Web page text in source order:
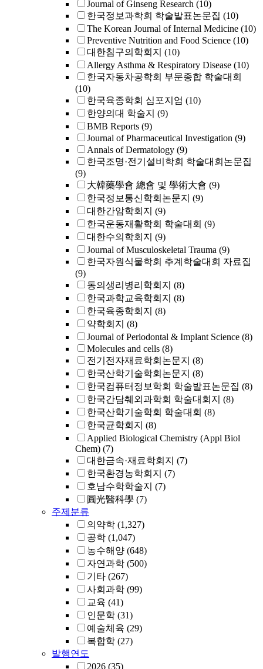
Journal of Ginseng Research (10)
한국정보과학회 학술발표논문집 (10)
The Korean Journal of Internal Medicine (10)
Preventive Nutrition and Food Science (10)
대한침구의학회지 (10)
Allergy Asthma & Respiratory Disease (10)
한국자동차공학회 부문종합 학술대회
(10)
한국육종학회 심포지엄 (10)
한양의대 학술지 (9)
BMB Reports (9)
Journal of Pharmaceutical Investigation (9)
Annals of Dermatology (9)
한국조명·전기설비학회 학술대회논문집
(9)
大韓藥學會 總會 및 學術大會 (9)
한국정보통신학회논문지 (9)
대한간암학회지 (9)
한국운동재활학회 학술대회 (9)
대한수의학회지 (9)
Journal of Musculoskeletal Trauma (9)
한국자원식물학회 추계학술대회 자료집
(9)
동의생리병리학회지 (8)
한국과학교육학회지 (8)
한국육종학회지 (8)
약학회지 (8)
Journal of Periodontal & Implant Science (8)
Molecules and cells (8)
전기전자재료학회논문지 (8)
한국산학기술학회논문지 (8)
한국컴퓨터정보학회 학술발표논문집 (8)
한국간담췌외과학회 학술대회지 (8)
한국산학기술학회 학술대회 (8)
한국균학회지 (8)
Applied Biological Chemistry (Appl Biol
Chem) (7)
대한금속·재료학회지 (7)
한국환경농학회지 (7)
호남수학학술지 (7)
圓光醫科學 (7)
주제분류
의약학 (1,327)
공학 (1,047)
농수해양 (648)
자연과학 (500)
기타 (267)
사회과학 (99)
교육 (41)
인문학 (31)
예술체육 (29)
복합학 (27)
발행연도
2026 (35)